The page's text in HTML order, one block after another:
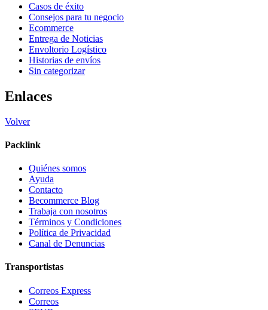
Casos de éxito
Consejos para tu negocio
Ecommerce
Entrega de Noticias
Envoltorio Logístico
Historias de envíos
Sin categorizar
Enlaces
Volver
Packlink
Quiénes somos
Ayuda
Contacto
Becommerce Blog
Trabaja con nosotros
Términos y Condiciones
Política de Privacidad
Canal de Denuncias
Transportistas
Correos Express
Correos